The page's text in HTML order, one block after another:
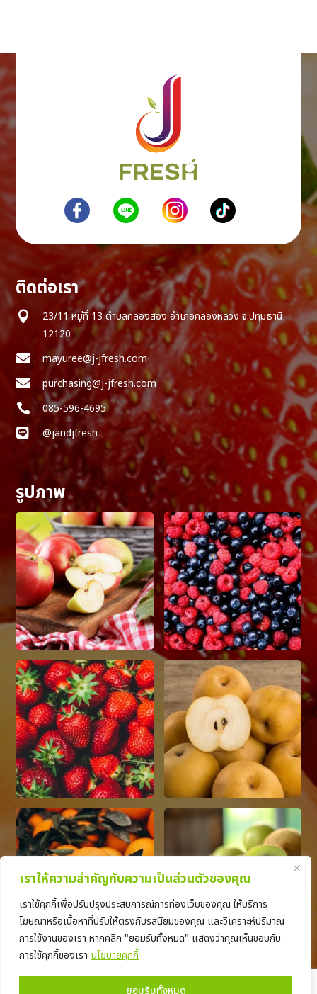
เราให้ความสำคัญกับความเป็นส่วนตัวของคุณ
เราใช้คุกกี้เพื่อปรับปรุงประสบการณ์การท่องเว็บของคุณ ให้บริการ
โฆษณาหรือเนื้อหาที่ปรับให้ตรงกับรสนิยมของคุณ และวิเคราะห์ปริมาณ
การใช้งานของเรา หากคลิก "ยอมรับทั้งหมด" แสดงว่าคุณเห็นชอบกับ
การใช้คุกกี้ของเรา นโยบายคุกกี้
ยอมรับทั้งหมด
ติดต่อเรา

23/11 หมู่ที่ 13 ตำบลคลองสอง อำเภอคลองหลวง จ.ปทุมธานี
12120

mayuree@j-jfresh.com

purchasing@j-jfresh.com

085-596-4695

@jandjfresh
รูปภาพ
Copyright © 2025 J&J Fresh International Co., Ltd. -